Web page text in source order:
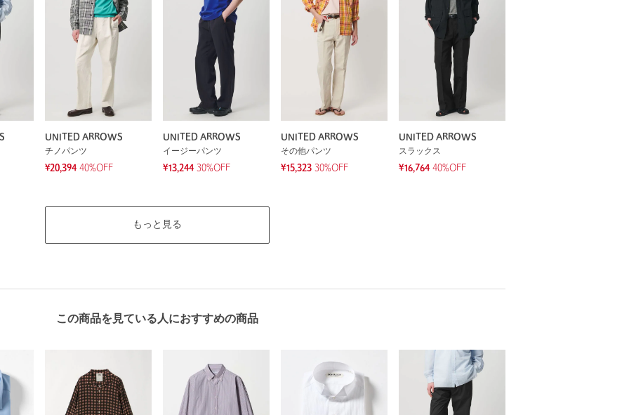
UNITED ARROWS
チノパンツ
¥20,394 40%OFF
UNITED ARROWS
イージーパンツ
¥13,244 30%OFF
UNITED ARROWS
その他パンツ
¥15,323 30%OFF
UNITED ARROWS
スラックス
¥16,764 40%OFF
もっと見る
この商品を見ている人におすすめの商品